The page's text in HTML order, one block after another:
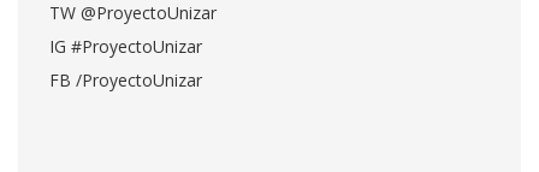
TW @ProyectoUnizar
IG #ProyectoUnizar
FB /ProyectoUnizar